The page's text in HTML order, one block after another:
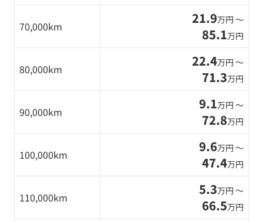
70,000km 21.9万円 〜
85.1万円
80,000km 22.4万円 〜
71.3万円
90,000km 9.1万円 〜
72.8万円
100,000km 9.6万円 〜
47.4万円
110,000km 5.3万円 〜
66.5万円